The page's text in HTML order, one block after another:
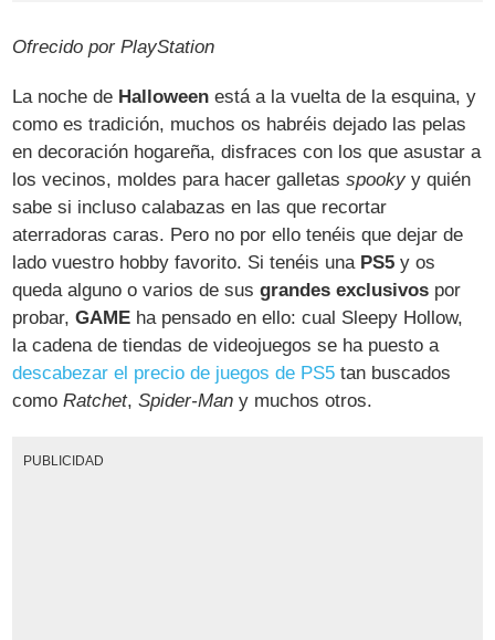
Ofrecido por PlayStation
La noche de Halloween está a la vuelta de la esquina, y
como es tradición, muchos os habréis dejado las pelas
en decoración hogareña, disfraces con los que asustar a
los vecinos, moldes para hacer galletasspooky y quién
sabe si incluso calabazas en las que recortar
aterradoras caras. Pero no por ello tenéis que dejar de
lado vuestro hobby favorito. Si tenéis una PS5 y os
queda alguno o varios de susgrandes exclusivos por
probar,GAME ha pensado en ello: cual Sleepy Hollow,
la cadena de tiendas de videojuegos se ha puesto a
descabezar el precio de juegos de PS5 tan buscados
comoRatchet,Spider-Man y muchos otros.
PUBLICIDAD